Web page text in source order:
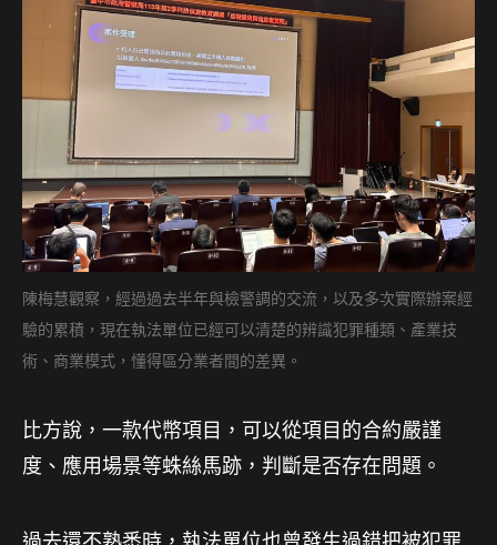
陳梅慧觀察，經過過去半年與檢警調的交流，以及多次實際辦案經
驗的累積，現在執法單位已經可以清楚的辨識犯罪種類、產業技
術、商業模式，懂得區分業者間的差異。
比方說，一款代幣項目，可以從項目的合約嚴謹
度、應用場景等蛛絲馬跡，判斷是否存在問題。